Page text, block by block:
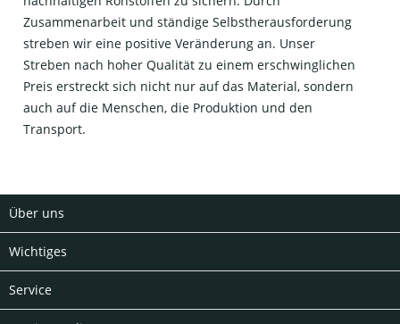
Zusammenarbeit und ständige Selbstherausforderung
streben wir eine positive Veränderung an. Unser
Streben nach hoher Qualität zu einem erschwinglichen
Preis erstreckt sich nicht nur auf das Material, sondern
auch auf die Menschen, die Produktion und den
Transport.
Über uns
Wichtiges
Service